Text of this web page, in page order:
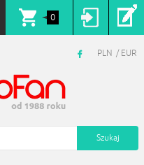
0
PLN EUR